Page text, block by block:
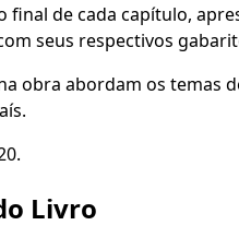
final de cada capítulo,
seus respectivos
obra abordam os temas
Livro